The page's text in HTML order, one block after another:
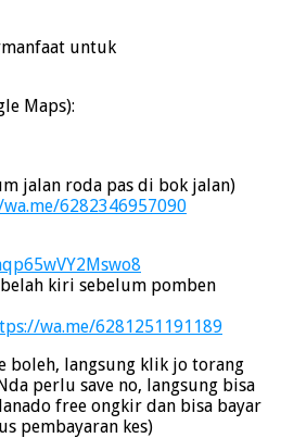
untuk
Maps):
jalan roda pas di bok jalan)
6282346957090
kiri sebelum pomben
wa.me/6281251191189
boleh, langsung klik jo torang
perlu save no, langsung bisa
free ongkir dan bisa bayar
pembayaran kes)